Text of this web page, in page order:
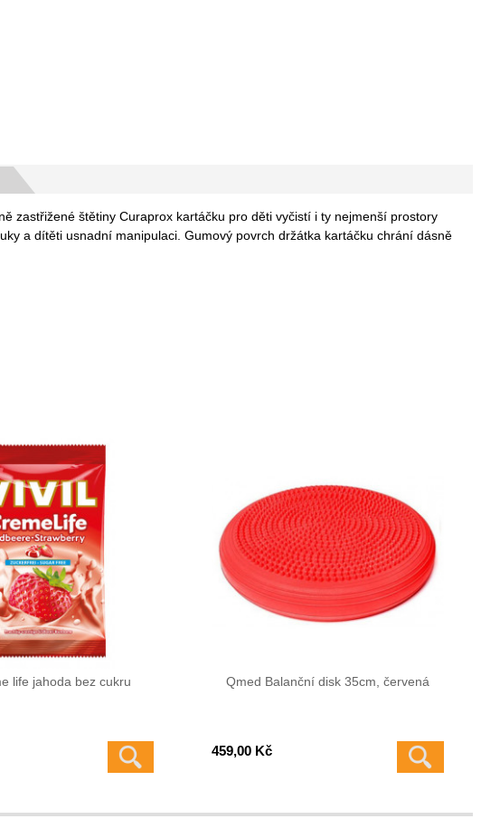
zastřižené štětiny Curaprox kartáčku pro děti vyčistí i ty nejmenší prostory
a dítěti usnadní manipulaci. Gumový povrch držátka kartáčku chrání dásně
life jahoda bez cukru Qmed Balanční disk 35cm, červená
459,00 Kč